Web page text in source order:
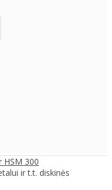
HSM 300
ir t.t. diskinės